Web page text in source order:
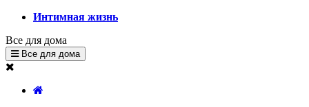
Интимная жизнь
Все для дома
Все для дома